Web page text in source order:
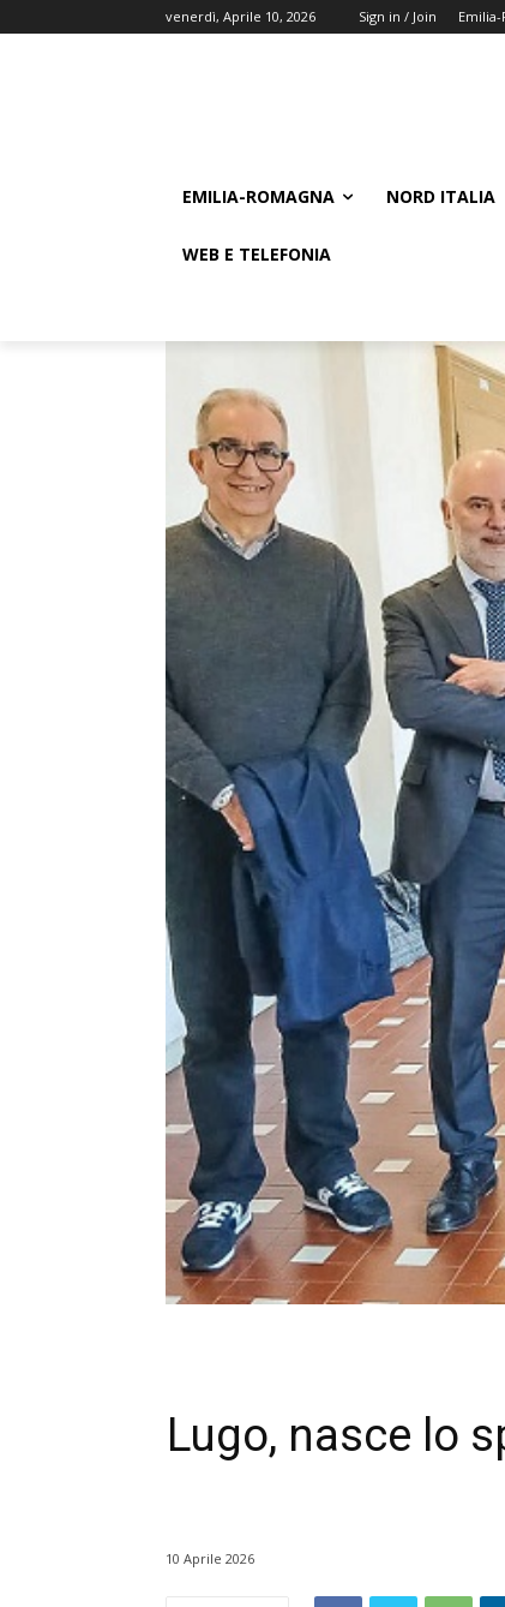
venerdì, Aprile 10, 2026 Sign in / Join Emilia-
EMILIA-ROMAGNA NORD ITALIA
WEB E TELEFONIA
Lugo, nasce lo
10 Aprile 2026